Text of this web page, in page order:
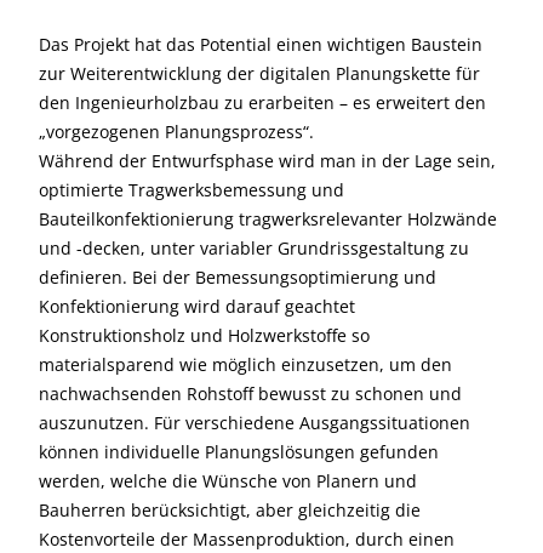
Das Projekt hat das Potential einen wichtigen Baustein
zur Weiterentwicklung der digitalen Planungskette für
den Ingenieurholzbau zu erarbeiten – es erweitert den
„vorgezogenen Planungsprozess“.
Während der Entwurfsphase wird man in der Lage sein,
optimierte Tragwerksbemessung und
Bauteilkonfektionierung tragwerksrelevanter Holzwände
und -decken, unter variabler Grundrissgestaltung zu
definieren. Bei der Bemessungsoptimierung und
Konfektionierung wird darauf geachtet
Konstruktionsholz und Holzwerkstoffe so
materialsparend wie möglich einzusetzen, um den
nachwachsenden Rohstoff bewusst zu schonen und
auszunutzen. Für verschiedene Ausgangssituationen
können individuelle Planungslösungen gefunden
werden, welche die Wünsche von Planern und
Bauherren berücksichtigt, aber gleichzeitig die
Kostenvorteile der Massenproduktion, durch einen